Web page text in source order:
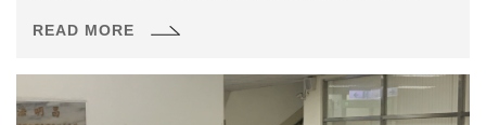
READ MORE